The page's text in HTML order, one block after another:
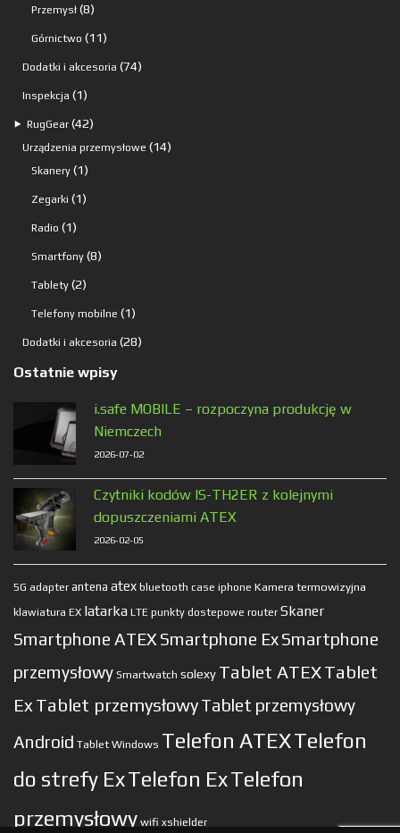
Przemysł 88
produktów
Górnictwo 1111
produktów
Dodatki i akcesoria 7474
Inspekcja 11
produkt
⯈ RugGear 4242
produkty
Urządzenia przemysłowe 1414
Skanery 11
produkt
Zegarki 11
Radio 11
produkt
Smartfony 88
Tablety 22
produkty
Telefony mobilne 11
produkt
Dodatki i akcesoria 2828
Ostatnie wpisy
i.safe MOBILE – rozpoczyna produkcję w
Niemczech
2026-07-02
Czytniki kodów IS-TH2ER z kolejnymi
dopuszczeniami ATEX
2026-02-05
5G adapter antena atex bluetooth case iphone Kamera termowizyjna
klawiatura EX latarka LTE punkty dostepowe router Skaner
Smartphone ATEX Smartphone ExSmartphone
przemysłowy Smartwatch solexy Tablet ATEXTablet
Ex Tablet przemysłowyTablet przemysłowy
Android Tablet Windows Telefon ATEXTelefon
do strefy ExTelefon ExTelefon
przemysłowy wifi xshielder